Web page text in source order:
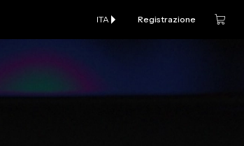
ITA Registrazione